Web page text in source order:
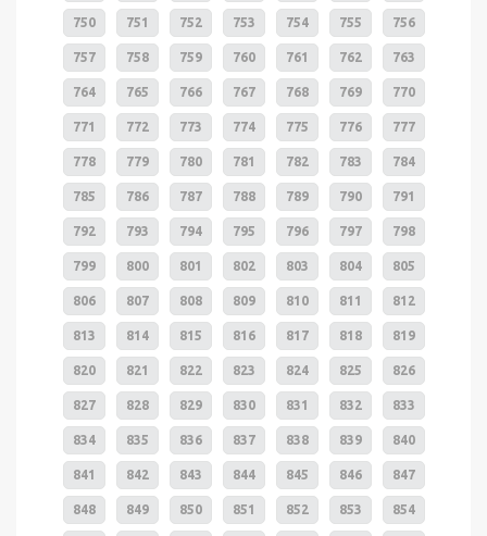
750 751 752 753 754 755 756
757 758 759 760 761 762 763
764 765 766 767 768 769 770
771 772 773 774 775 776 777
778 779 780 781 782 783 784
785 786 787 788 789 790 791
792 793 794 795 796 797 798
799 800 801 802 803 804 805
806 807 808 809 810 811 812
813 814 815 816 817 818 819
820 821 822 823 824 825 826
827 828 829 830 831 832 833
834 835 836 837 838 839 840
841 842 843 844 845 846 847
848 849 850 851 852 853 854